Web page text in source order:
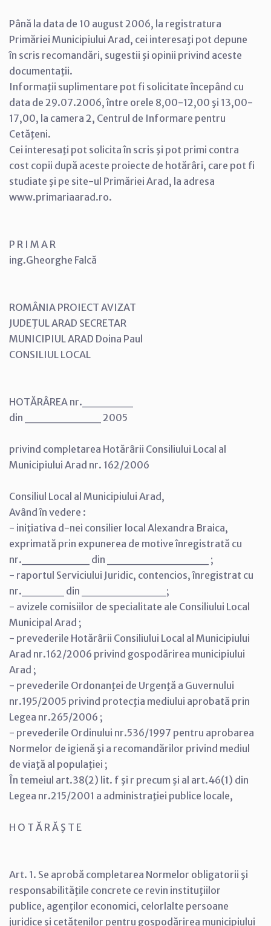
Până la data de 10 august 2006, la registratura
Primăriei Municipiului Arad, cei interesaţi pot depune
în scris recomandări, sugestii şi opinii privind aceste
documentaţii.
Informaţii suplimentare pot fi solicitate începând cu
data de 29.07.2006, între orele 8,00-12,00 şi 13,00-
17,00, la camera 2, Centrul de Informare pentru
Cetăţeni.
Cei interesaţi pot solicita în scris şi pot primi contra
cost copii după aceste proiecte de hotărâri, care pot fi
studiate şi pe site-ul Primăriei Arad, la adresa
www.primariaarad.ro.
P R I M A R
ing.Gheorghe Falcă
ROMÂNIA PROIECT AVIZAT
JUDEŢUL ARAD SECRETAR
MUNICIPIUL ARAD Doina Paul
CONSILIUL LOCAL
HOTĂRÂREA nr.______
din _________ 2005
privind completarea Hotărârii Consiliului Local al
Municipiului Arad nr. 162/2006
Consiliul Local al Municipiului Arad,
Având în vedere :
- iniţiativa d-nei consilier local Alexandra Braica,
exprimată prin expunerea de motive înregistrată cu
nr.________ din ____________ ;
- raportul Serviciului Juridic, contencios, înregistrat cu
nr._____ din __________;
- avizele comisiilor de specialitate ale Consiliului Local
Municipal Arad ;
- prevederile Hotărârii Consiliului Local al Municipiului
Arad nr.162/2006 privind gospodărirea municipiului
Arad ;
- prevederile Ordonanţei de Urgenţă a Guvernului
nr.195/2005 privind protecţia mediului aprobată prin
Legea nr.265/2006 ;
- prevederile Ordinului nr.536/1997 pentru aprobarea
Normelor de igienă şi a recomandărilor privind mediul
de viaţă al populaţiei ;
În temeiul art.38(2) lit. f şi r precum şi al art.46(1) din
Legea nr.215/2001 a administraţiei publice locale,
H O T Ă R Ă Ş T E
Art. 1. Se aprobă completarea Normelor obligatorii şi
responsabilităţile concrete ce revin instituţiilor
publice, agenţilor economici, celorlalte persoane
juridice şi cetăţenilor pentru gospodărirea municipiului